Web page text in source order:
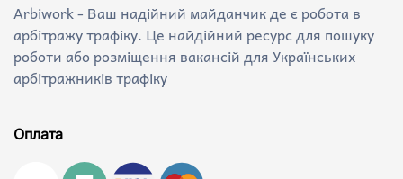
Arbiwork - Ваш надійний майданчик де є робота в
арбітражу трафіку. Це найдійний ресурс для пошуку
роботи або розміщення вакансій для Українських
арбітражників трафіку
Оплата